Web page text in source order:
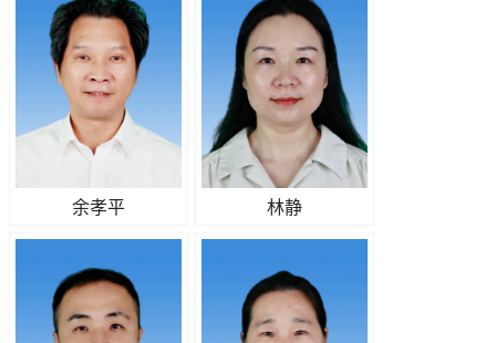
余孝平 林静